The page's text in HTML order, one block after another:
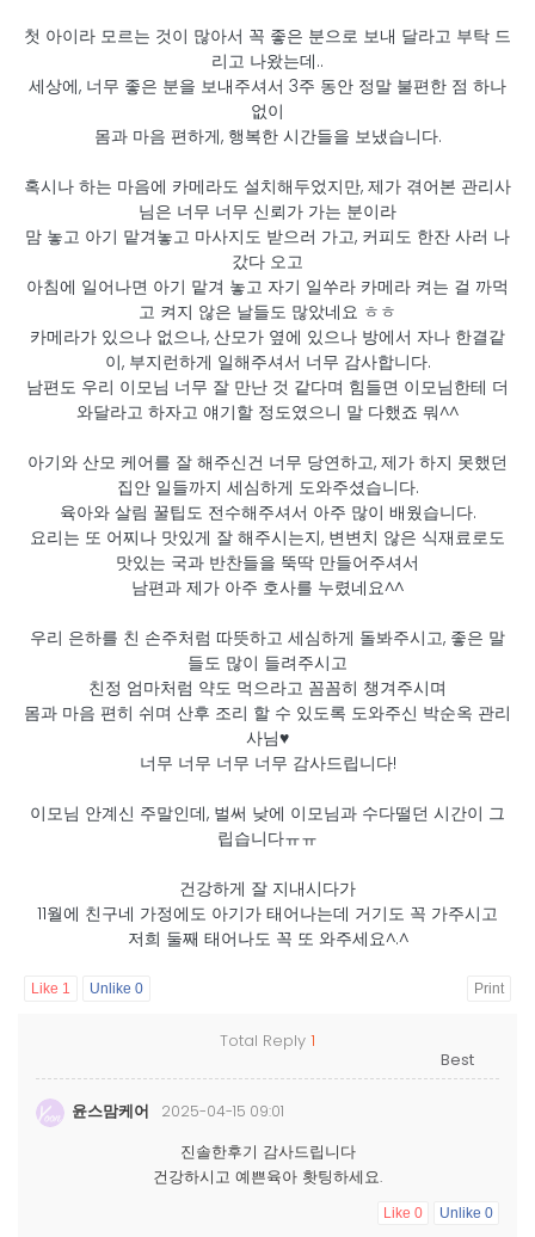
첫 아이라 모르는 것이 많아서 꼭 좋은 분으로 보내 달라고 부탁 드
리고 나왔는데..
세상에, 너무 좋은 분을 보내주셔서 3주 동안 정말 불편한 점 하나
없이
몸과 마음 편하게, 행복한 시간들을 보냈습니다.
혹시나 하는 마음에 카메라도 설치해두었지만, 제가 겪어본 관리사
님은 너무 너무 신뢰가 가는 분이라
맘 놓고 아기 맡겨놓고 마사지도 받으러 가고, 커피도 한잔 사러 나
갔다 오고
아침에 일어나면 아기 맡겨 놓고 자기 일쑤라 카메라 켜는 걸 까먹
고 켜지 않은 날들도 많았네요 ㅎㅎ
카메라가 있으나 없으나, 산모가 옆에 있으나 방에서 자나 한결같
이, 부지런하게 일해주셔서 너무 감사합니다.
남편도 우리 이모님 너무 잘 만난 것 같다며 힘들면 이모님한테 더
와달라고 하자고 얘기할 정도였으니 말 다했죠 뭐^^
아기와 산모 케어를 잘 해주신건 너무 당연하고, 제가 하지 못했던
집안 일들까지 세심하게 도와주셨습니다.
육아와 살림 꿀팁도 전수해주셔서 아주 많이 배웠습니다.
요리는 또 어찌나 맛있게 잘 해주시는지, 변변치 않은 식재료로도
맛있는 국과 반찬들을 뚝딱 만들어주셔서
남편과 제가 아주 호사를 누렸네요^^
우리 은하를 친 손주처럼 따뜻하고 세심하게 돌봐주시고, 좋은 말
들도 많이 들려주시고
친정 엄마처럼 약도 먹으라고 꼼꼼히 챙겨주시며
몸과 마음 편히 쉬며 산후 조리 할 수 있도록 도와주신 박순옥 관리
사님♥
너무 너무 너무 너무 감사드립니다!
이모님 안계신 주말인데, 벌써 낮에 이모님과 수다떨던 시간이 그
립습니다ㅠㅠ
건강하게 잘 지내시다가
11월에 친구네 가정에도 아기가 태어나는데 거기도 꼭 가주시고
저희 둘째 태어나도 꼭 또 와주세요^.^
Like 1 Unlike 0 Print
Total Reply 1
윤스맘케어 2025-04-15 09:01
진솔한후기 감사드립니다
건강하시고 예쁜육아 홧팅하세요.
Like 0 Unlike 0